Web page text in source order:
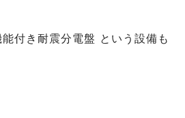
付き耐震分電盤 という設備も